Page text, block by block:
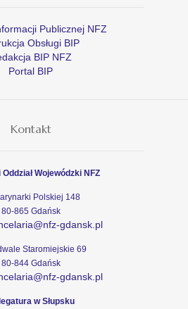
Publicznej NFZ
Obsługi BIP
BIP NFZ
Portal BIP
Kontakt
Wojewódzki NFZ
Polskiej 148
80-865 Gdańsk
gdansk.pl
Staromiejskie 69
80-844 Gdańsk
gdansk.pl
w Słupsku